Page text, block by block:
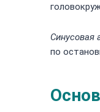
Синусовая
по